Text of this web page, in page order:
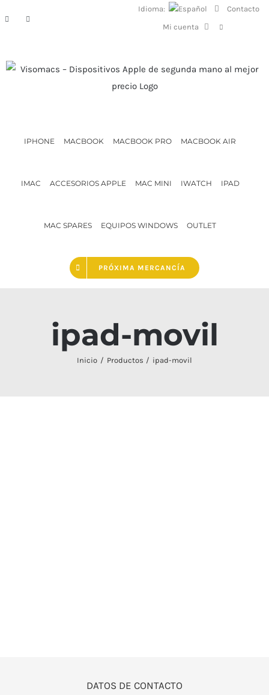
al
Facebook
Idioma:
Contacto
Mi cuenta
IPHONE MACBOOK MACBOOK PRO MACBOOK AIR
IMAC ACCESORIOS APPLE MAC MINI IWATCH IPAD
MAC SPARES EQUIPOS WINDOWS OUTLET
PRÓXIMA MERCANCÍA
ipad-movil
Inicio Productos ipad-movil
DATOS DE CONTACTO